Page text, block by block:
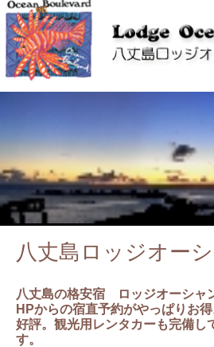
八丈島ロッジオー
八丈島の格安宿 ロッジオーシャ
HPからの宿直予約がやっぱりお
好評。観光用レンタカーも完備し
す。